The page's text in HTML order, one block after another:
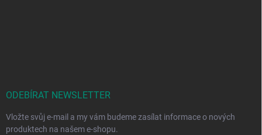
ODEBÍRAT NEWSLETTER
Vložte svůj e-mail a my vám budeme zasílat informace o nových
produktech na našem e-shopu.